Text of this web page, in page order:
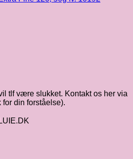
tlf være slukket. Kontakt os her via
din forståelse).